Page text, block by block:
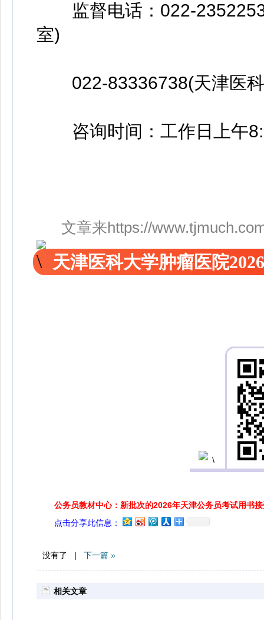
监督电话：022-
室)
022-83336738(天津医科
咨询时间：工作日上午
文章来https://
天津医科大学肿瘤医院
公务员教材中心：新批次的2026年天津公务员考试用书
点击分享此信息：
没有了 | 下一篇 »
相关文章